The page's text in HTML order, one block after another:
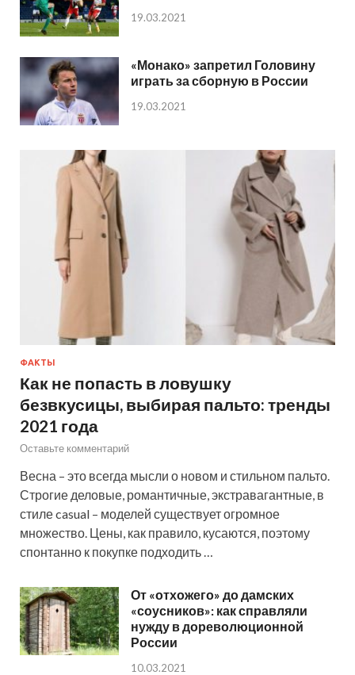
19.03.2021
«Монако» запретил Головину
играть за сборную в России
19.03.2021
ФАКТЫ
Как не попасть в ловушку
безвкусицы, выбирая пальто: тренды
2021 года
Оставьте комментарий
Весна – это всегда мысли о новом и стильном пальто.
Строгие деловые, романтичные, экстравагантные, в
стиле casual – моделей существует огромное
множество. Цены, как правило, кусаются, поэтому
спонтанно к покупке подходить …
От «отхожего» до дамских
«соусников»: как справляли
нужду в дореволюционной
России
10.03.2021